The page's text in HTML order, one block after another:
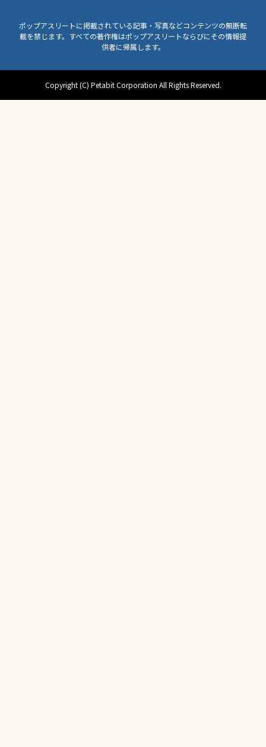
ポップアスリートに掲載されている記事・写真などコンテンツの無断転
載を禁じます。すべての著作権はポップアスリートならびにその情報提
供者に帰属します。
Copyright (C) Petabit Corporation All Rights Reserved.